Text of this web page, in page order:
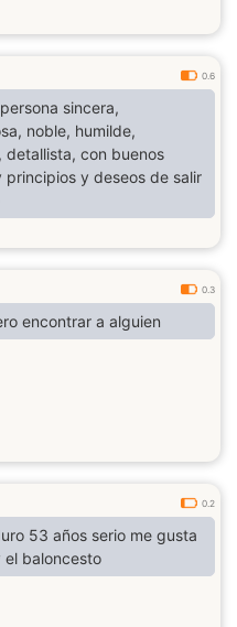
0.6
sincera,
noble, humilde,
detallista, con buenos
principios y deseos de salir
0.3
encontrar a alguien
0.2
53 años serio me gusta
el baloncesto